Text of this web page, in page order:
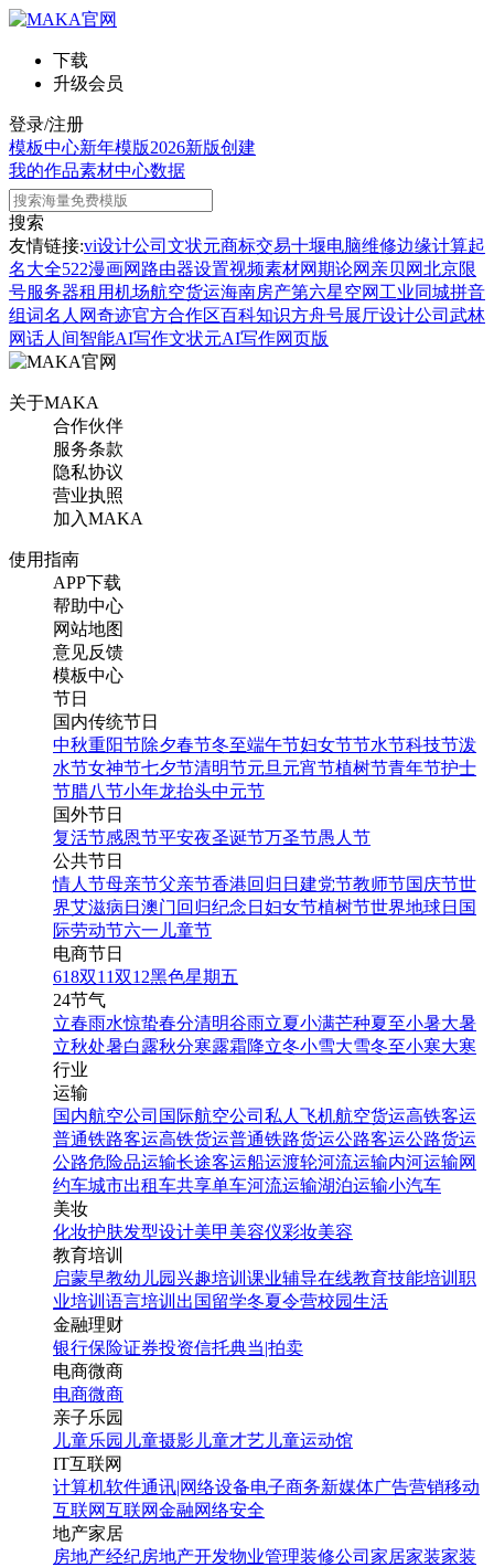
下载
升级会员
登录/注册
模板中心新年模版2026新版创建
我的作品素材中心数据
搜索
友情链接:vi设计公司 文状元商标交易十堰电脑维修边缘计算起
名大全522漫画网 路由器设置视频素材网期论网 亲贝网北京限
号服务器租用机场航空货运海南房产第六星空网 工业同城拼音
组词名人网奇迹官方合作区百科知识方舟号展厅设计公司 武林
网话人间智能AI写作文状元AI写作网页版
关于MAKA
合作伙伴
服务条款
隐私协议
营业执照
加入MAKA
使用指南
APP下载
帮助中心
网站地图
意见反馈
模板中心
节日
国内传统节日
中秋重阳节除夕春节冬至端午节妇女节节水节科技节泼
水节女神节七夕节清明节元旦 元宵节植树节青年节护士
节腊八节小年龙抬头中元节
国外节日
复活节感恩节平安夜圣诞节万圣节愚人节
公共节日
情人节母亲节父亲节香港回归日 建党节教师节国庆节世
界艾滋病日 澳门回归纪念日 妇女节植树节世界地球日 国
际劳动节六一儿童节
电商节日
618双11双12黑色星期五
24节气
立春雨水惊蛰春分清明谷雨立夏小满芒种夏至小暑大暑
立秋处暑白露秋分寒露霜降立冬小雪大雪冬至小寒大寒
行业
运输
国内航空公司 国际航空公司 私人飞机航空货运高铁客运
普通铁路客运高铁货运普通铁路货运公路客运公路货运
公路危险品运输长途客运船运渡轮河流运输内河运输网
约车城市出租车共享单车河流运输湖泊运输小汽车
美妆
化妆护肤发型设计美甲 美容仪彩妆美容
教育培训
启蒙早教幼儿园 兴趣培训 课业辅导在线教育技能培训 职
业培训 语言培训 出国留学冬夏令营校园生活
金融理财
银行保险证券投资信托典当|拍卖
电商微商
电商微商
亲子乐园
儿童乐园 儿童摄影 儿童才艺 儿童运动馆
IT互联网
计算机软件通讯|网络设备电子商务新媒体广告营销移动
互联网互联网金融网络安全
地产家居
房地产经纪房地产开发物业管理装修公司 家居家装家装